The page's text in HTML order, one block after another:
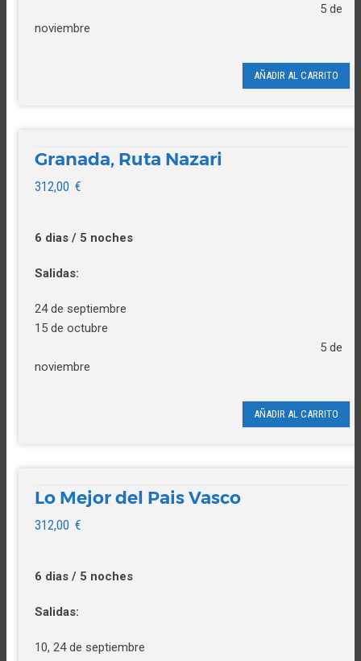
5 de
noviembre
AÑADIR AL CARRITO
Granada, Ruta Nazari
312,00 €
6 dias / 5 noches
Salidas:
24 de septiembre
15 de octubre
5 de
noviembre
AÑADIR AL CARRITO
Lo Mejor del Pais Vasco
312,00 €
6 dias / 5 noches
Salidas:
10, 24 de septiembre